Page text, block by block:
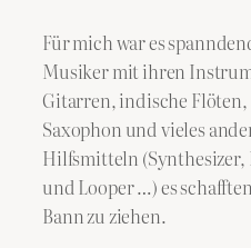
Für mich war es
Musiker mit ihren
Gitarren, indische
Saxophon und vieles
Hilfsmitteln (Synthesizer,
und Looper …) es
Bann zu ziehen.